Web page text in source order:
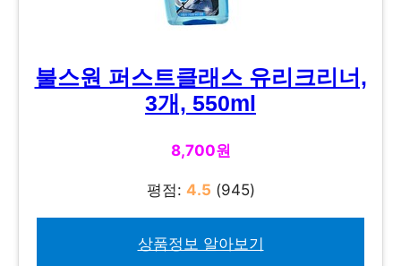
불스원 퍼스트클래스 유리크리너,
3개, 550ml
8,700원
평점: 4.5 (945)
상품정보 알아보기